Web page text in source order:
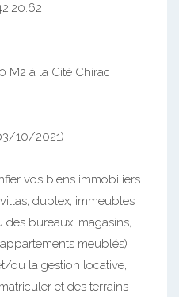
M2 à la Cité Chirac
10/2021)
vos biens immobiliers
duplex, immeubles
bureaux, magasins,
meublés)
ou la gestion locative,
et des terrains